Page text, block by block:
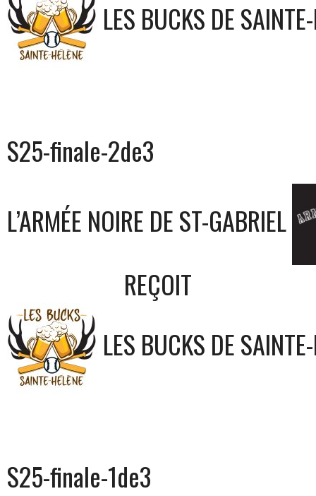
LES BUCKS DE
S25-finale-2de3
L’ARMÉE NOIRE DE ST-GABRIEL
REÇOIT
LES BUCKS DE
S25-finale-1de3